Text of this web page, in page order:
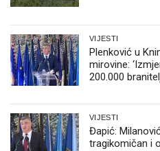
VIJESTI
Plenković u
mirovine:
200.000
VIJESTI
Đapić:
tragikomičan i